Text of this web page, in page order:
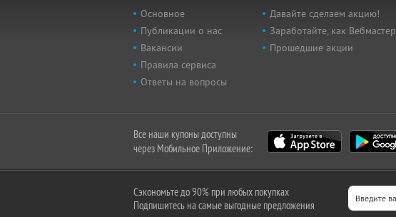
Основное
Публикации о нас
Вакансии
Правила сервиса
Ответы на вопросы
Давайте сделаем акцию!
Заработайте, как Вебмастер
Прошедшие акции
Все наши купоны доступны
через Мобильное Приложение:
Сэкономьте до 90% при любых покупках
Подпишитесь на самые выгодные предложения